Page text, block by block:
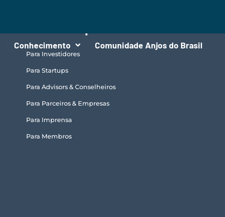
Conhecimento Comunidade Anjos do Brasil
Para Investidores
Para Startups
Para Advisors & Conselheiros
Para Parceiros & Empresas
Para Imprensa
Para Membros